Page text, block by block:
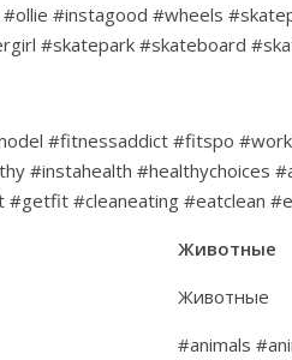
#instagood #wheels
#skatepark #skateboard
#fitnessaddict #fitspo
#instahealth #healthychoices
#cleaneating #eatclean
Животные
Животные
#animals